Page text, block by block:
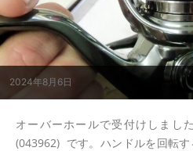
2024年8月6日
オーバーホールで受付けしまし
(043962) です。ハンドルを回転